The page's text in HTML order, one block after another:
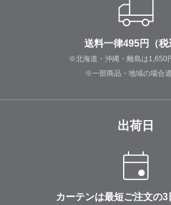
送料一律495円（税
※北海道・沖縄・離島は1,650
※一部商品・地域の場合
出荷日
カーテンは最短ご注文の3